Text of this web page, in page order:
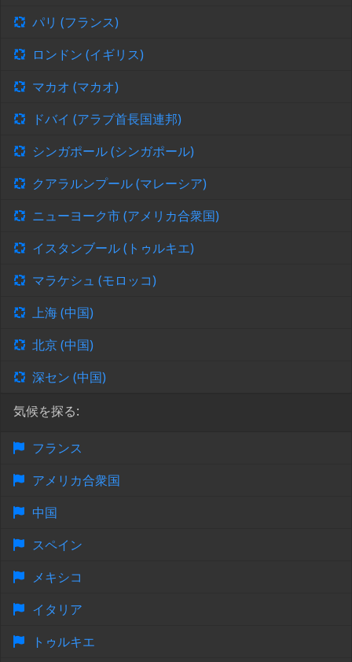
パリ (フランス)
ロンドン (イギリス)
マカオ (マカオ)
ドバイ (アラブ首長国連邦)
シンガポール (シンガポール)
クアラルンプール (マレーシア)
ニューヨーク市 (アメリカ合衆国)
イスタンブール (トゥルキエ)
マラケシュ (モロッコ)
上海 (中国)
北京 (中国)
深セン (中国)
気候を探る:
フランス
アメリカ合衆国
中国
スペイン
メキシコ
イタリア
トゥルキエ